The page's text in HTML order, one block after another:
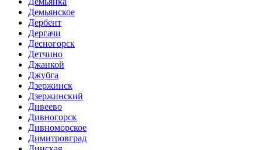
Демьянское
Дербент
Дергачи
Десногорск
Детчино
Джанкой
Джубга
Дзержинск
Дзержинский
Дивеево
Дивногорск
Дивноморское
Димитровград